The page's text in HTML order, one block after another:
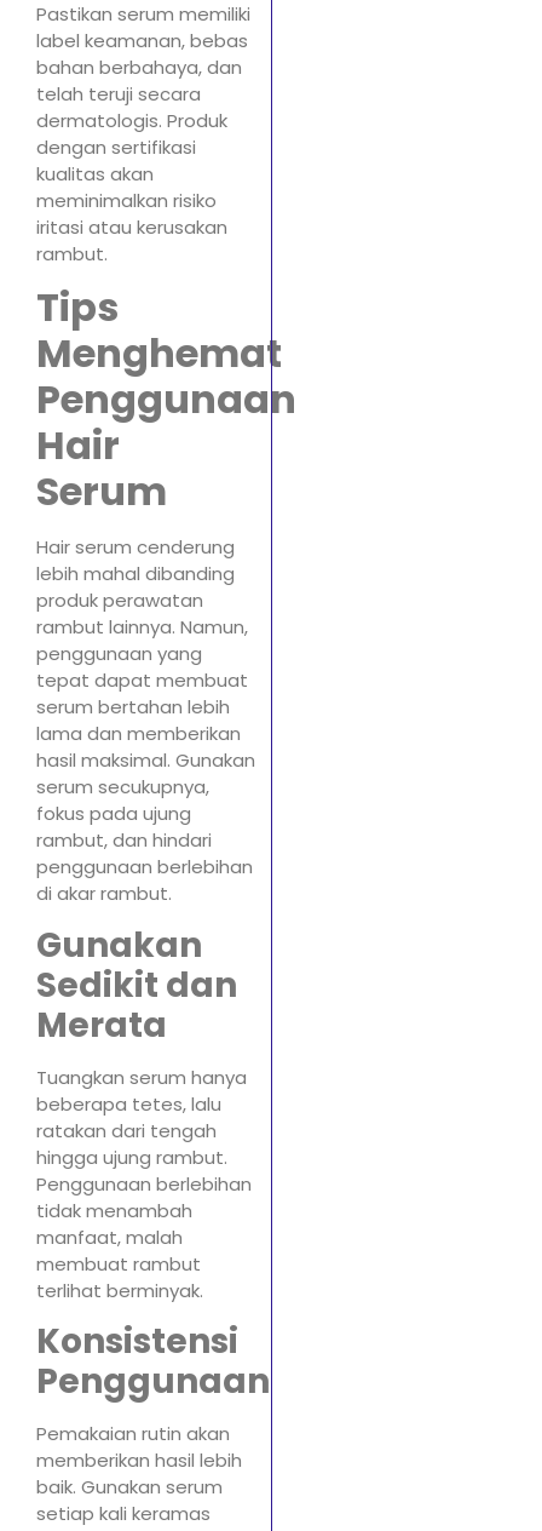
Pastikan serum memiliki
label keamanan, bebas
bahan berbahaya, dan
telah teruji secara
dermatologis. Produk
dengan sertifikasi
kualitas akan
meminimalkan risiko
iritasi atau kerusakan
rambut.
Tips
Menghemat
Penggunaan
Hair
Serum
Hair serum cenderung
lebih mahal dibanding
produk perawatan
rambut lainnya. Namun,
penggunaan yang
tepat dapat membuat
serum bertahan lebih
lama dan memberikan
hasil maksimal. Gunakan
serum secukupnya,
fokus pada ujung
rambut, dan hindari
penggunaan berlebihan
di akar rambut.
Gunakan
Sedikit dan
Merata
Tuangkan serum hanya
beberapa tetes, lalu
ratakan dari tengah
hingga ujung rambut.
Penggunaan berlebihan
tidak menambah
manfaat, malah
membuat rambut
terlihat berminyak.
Konsistensi
Penggunaan
Pemakaian rutin akan
memberikan hasil lebih
baik. Gunakan serum
setiap kali keramas